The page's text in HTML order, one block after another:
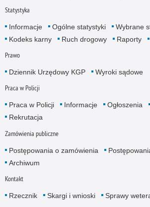
Statystyka
Informacje Ogólne statystyki
Wybrane
Kodeks karny
Ruch drogowy Raporty
Prawo
Dziennik Urzędowy KGP Wyroki sądowe
Praca w Policji
Praca w Policji Informacje Ogłoszenia
Rekrutacja
Zamówienia publiczne
Postępowania o zamówienia
Archiwum
Kontakt
Rzecznik Skargi i wnioski Sprawy